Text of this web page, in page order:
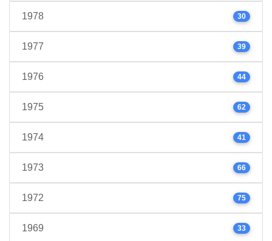
1978 30
1977 39
1976 44
1975 62
1974 41
1973 66
1972 75
1969 33